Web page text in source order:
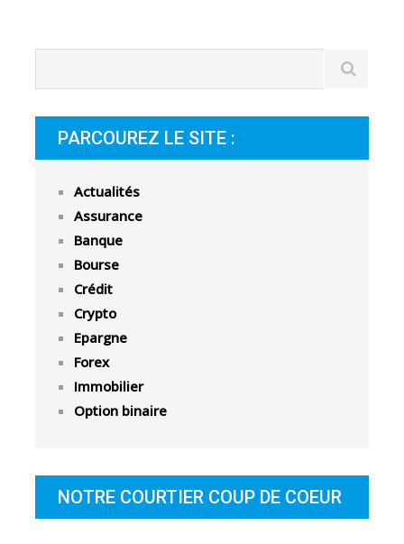
PARCOUREZ LE SITE :
Actualités
Assurance
Banque
Bourse
Crédit
Crypto
Epargne
Forex
Immobilier
Option binaire
NOTRE COURTIER COUP DE COEUR